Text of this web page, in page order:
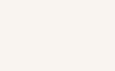
4cb8-9029-4a4b0171d43a